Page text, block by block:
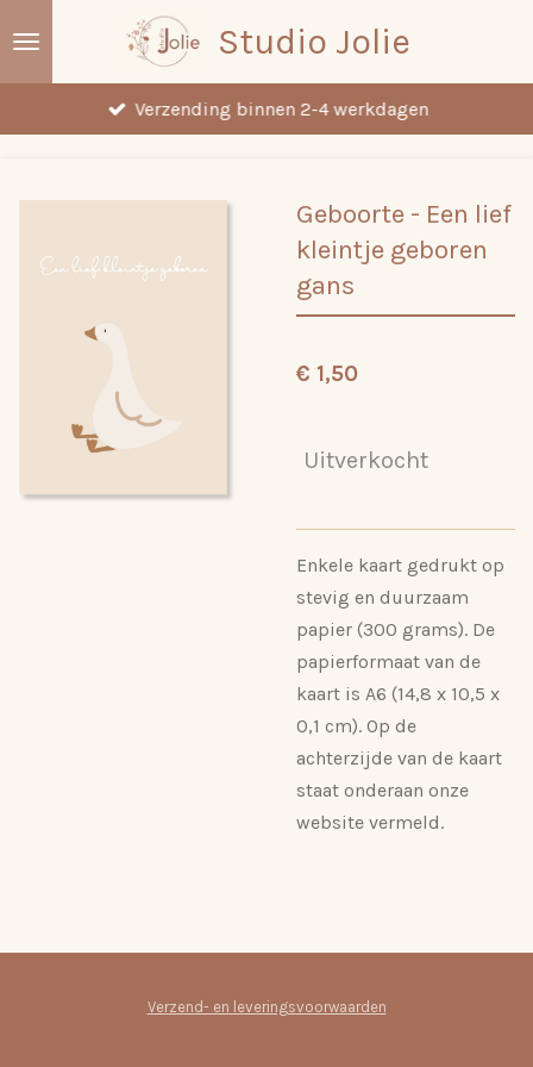
Studio Jolie
Verzending binnen 2-4 werkdagen
Geboorte - Een lief
kleintje geboren
gans
€ 1,50
Uitverkocht
Enkele kaart gedrukt op
stevig en duurzaam
papier (300 grams). De
papierformaat van de
kaart is A6 (14,8 x 10,5 x
0,1 cm). Op de
achterzijde van de kaart
staat onderaan onze
website vermeld.
Verzend- en leveringsvoorwaarden